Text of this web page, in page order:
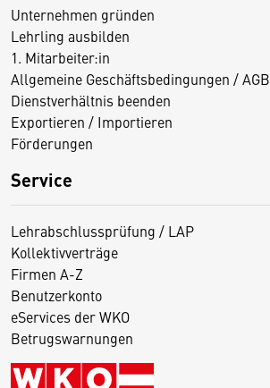
Unternehmen gründen
Lehrling ausbilden
1. Mitarbeiter:in
Allgemeine Geschäftsbedingungen / AGB
Dienstverhältnis beenden
Exportieren / Importieren
Förderungen
Service
Lehrabschlussprüfung / LAP
Kollektivverträge
Firmen A-Z
Benutzerkonto
eServices der WKO
Betrugswarnungen